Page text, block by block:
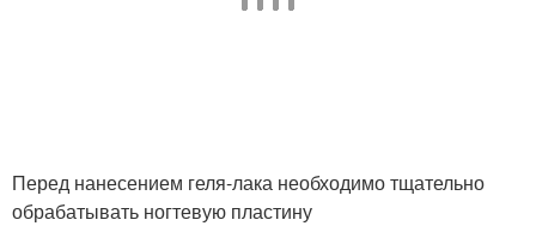
Перед нанесением геля-лака необходимо тщательно
обрабатывать ногтевую пластину